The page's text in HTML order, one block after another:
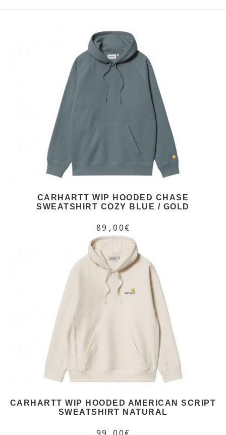
CARHARTT WIP HOODED CHASE
SWEATSHIRT COZY BLUE / GOLD
89,00€
CARHARTT WIP HOODED AMERICAN SCRIPT
SWEATSHIRT NATURAL
99,00€